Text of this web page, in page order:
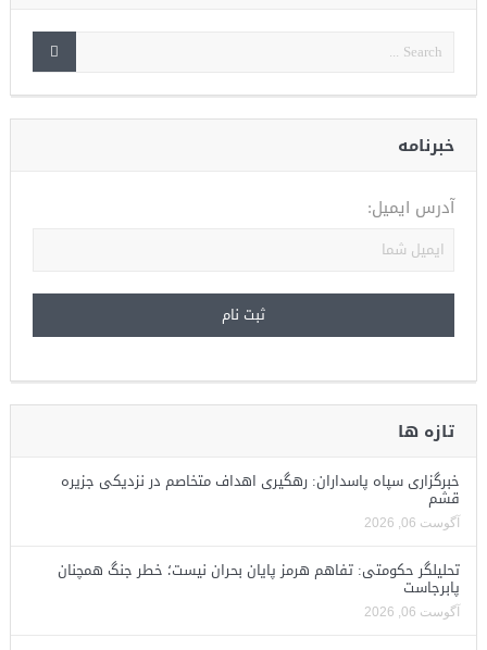
خبرنامه
آدرس ایمیل:
تازه ها
خبرگزاری سپاه پاسداران: رهگیری اهداف متخاصم در نزدیکی جزیره
قشم
آگوست 06, 2026
تحلیلگر حکومتی: تفاهم هرمز پایان بحران نیست؛ خطر جنگ همچنان
پابرجاست
آگوست 06, 2026